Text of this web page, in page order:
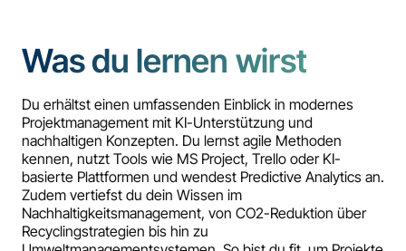
Was du lernen wirst
Du erhältst einen umfassenden Einblick in modernes
Projektmanagement mit KI-Unterstützung und
nachhaltigen Konzepten. Du lernst agile Methoden
kennen, nutzt Tools wie MS Project, Trello oder KI-
basierte Plattformen und wendest Predictive Analytics an.
Zudem vertiefst du dein Wissen im
Nachhaltigkeitsmanagement, von CO2-Reduktion über
Recyclingstrategien bis hin zu